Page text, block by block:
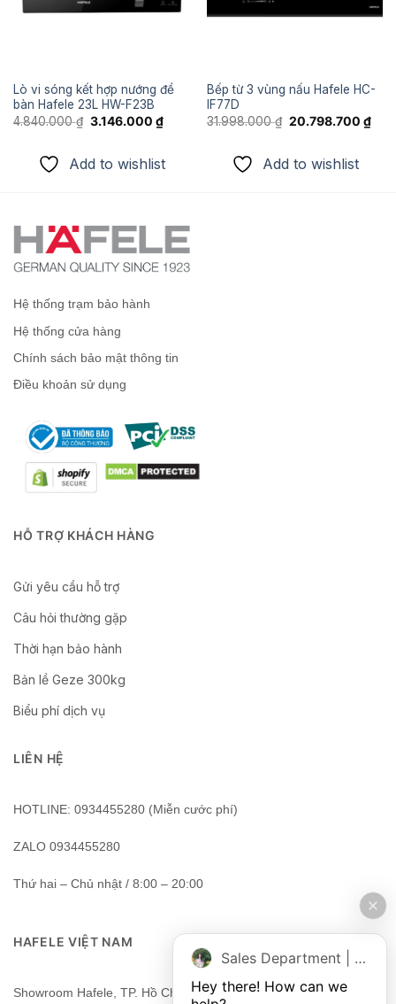
Lò vi sóng kết hợp nướng để
bàn Hafele 23L HW-F23B
4.840.000₫ Giá
gốc
3.146.000 ₫Giá
hiện
3.146.000 ₫.
Add to wishlist
Bếp từ 3 vùng nấu Hafele HC-
IF77D
31.998.000₫ Giá
gốc
20.798.700 ₫Giá
hiện
Add to wishlist
₫.
Hệ thống trạm bảo hành
Hệ thống cửa hàng
Chính sách bảo mật thông tin
Điều khoản sử dụng
HỖ TRỢ KHÁCH HÀNG
Gửi yêu cầu hỗ trợ
Câu hỏi thường gặp
Thời hạn bảo hành
Bản lề Geze 300kg
Biểu phí dịch vụ
LIÊN HỆ
HOTLINE: 0934455280 (Miễn cước phí)
ZALO 0934455280
Thứ hai – Chủ nhật / 8:00 – 20:00
HAFELE VIỆT NAM
Showroom Hafele, TP. Hồ Chí Minh, Việt Nam
Sales Department | Chat online
Hey there! How can we